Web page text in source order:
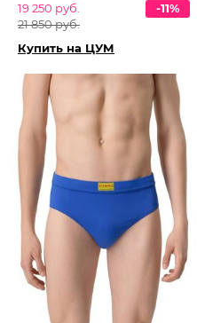
19 250 руб.
21 850 руб.
-11%
Купить на ЦУМ